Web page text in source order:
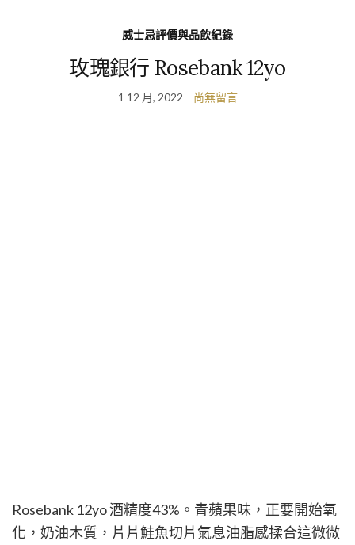
威士忌評價與品飲紀錄
玫瑰銀行 Rosebank 12yo
1 12 月, 2022 尚無留言
Rosebank 12yo 酒精度43%。青蘋果味，正要開始氧
化，奶油木質，片片鮭魚切片氣息油脂感揉合這微微